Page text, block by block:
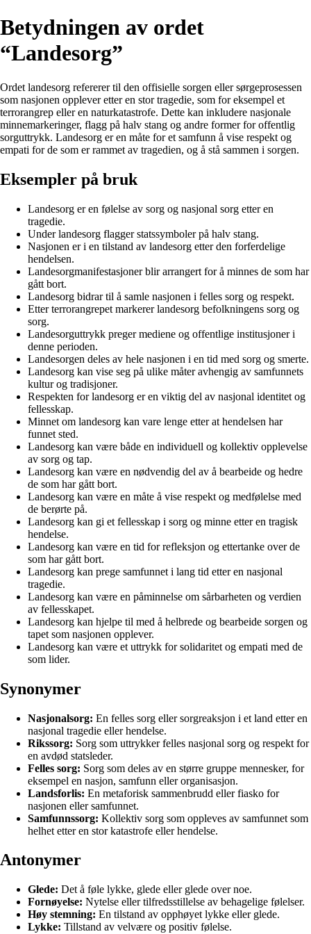
Betydningen av ordet
“Landesorg”
Ordet landesorg refererer til den offisielle sorgen eller sørgeprosessen
som nasjonen opplever etter en stor tragedie, som for eksempel et
terrorangrep eller en naturkatastrofe. Dette kan inkludere nasjonale
minnemarkeringer, flagg på halv stang og andre former for offentlig
sorguttrykk. Landesorg er en måte for et samfunn å vise respekt og
empati for de som er rammet av tragedien, og å stå sammen i sorgen.
Eksempler på bruk
Landesorg er en følelse av sorg og nasjonal sorg etter en
tragedie.
Under landesorg flagger statssymboler på halv stang.
Nasjonen er i en tilstand av landesorg etter den forferdelige
hendelsen.
Landesorgmanifestasjoner blir arrangert for å minnes de som har
gått bort.
Landesorg bidrar til å samle nasjonen i felles sorg og respekt.
Etter terrorangrepet markerer landesorg befolkningens sorg og
sorg.
Landesorguttrykk preger mediene og offentlige institusjoner i
denne perioden.
Landesorgen deles av hele nasjonen i en tid med sorg og smerte.
Landesorg kan vise seg på ulike måter avhengig av samfunnets
kultur og tradisjoner.
Respekten for landesorg er en viktig del av nasjonal identitet og
fellesskap.
Minnet om landesorg kan vare lenge etter at hendelsen har
funnet sted.
Landesorg kan være både en individuell og kollektiv opplevelse
av sorg og tap.
Landesorg kan være en nødvendig del av å bearbeide og hedre
de som har gått bort.
Landesorg kan være en måte å vise respekt og medfølelse med
de berørte på.
Landesorg kan gi et fellesskap i sorg og minne etter en tragisk
hendelse.
Landesorg kan være en tid for refleksjon og ettertanke over de
som har gått bort.
Landesorg kan prege samfunnet i lang tid etter en nasjonal
tragedie.
Landesorg kan være en påminnelse om sårbarheten og verdien
av fellesskapet.
Landesorg kan hjelpe til med å helbrede og bearbeide sorgen og
tapet som nasjonen opplever.
Landesorg kan være et uttrykk for solidaritet og empati med de
som lider.
Synonymer
Nasjonalsorg: En felles sorg eller sorgreaksjon i et land etter en
nasjonal tragedie eller hendelse.
Rikssorg: Sorg som uttrykker felles nasjonal sorg og respekt for
en avdød statsleder.
Felles sorg: Sorg som deles av en større gruppe mennesker, for
eksempel en nasjon, samfunn eller organisasjon.
Landsforlis: En metaforisk sammenbrudd eller fiasko for
nasjonen eller samfunnet.
Samfunnssorg: Kollektiv sorg som oppleves av samfunnet som
helhet etter en stor katastrofe eller hendelse.
Antonymer
Glede: Det å føle lykke, glede eller glede over noe.
Fornøyelse: Nytelse eller tilfredsstillelse av behagelige følelser.
Høy stemning: En tilstand av opphøyet lykke eller glede.
Lykke: Tillstand av velvære og positiv følelse.